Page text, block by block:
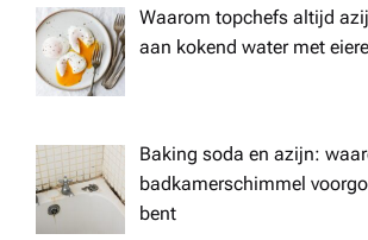
Waarom topchefs altijd
aan kokend water met
Baking soda en azijn:
badkamerschimmel
bent